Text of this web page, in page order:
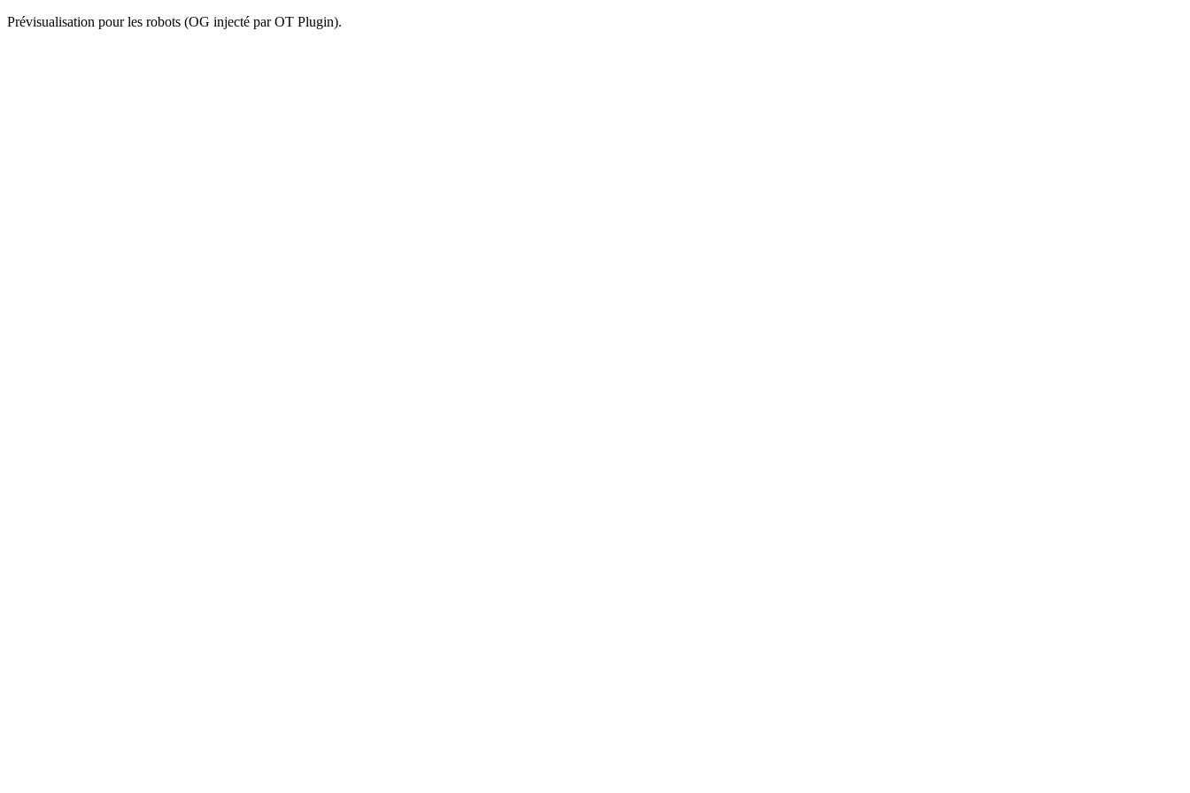
Prévisualisation pour les robots (OG injecté par OT Plugin).